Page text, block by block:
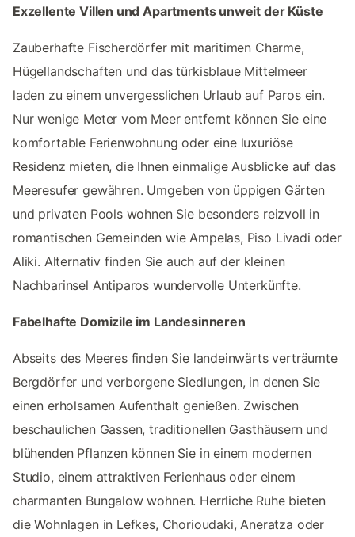
Exzellente Villen und Apartments unweit der Küste
Zauberhafte Fischerdörfer mit maritimen Charme,
Hügellandschaften und das türkisblaue Mittelmeer
laden zu einem unvergesslichen Urlaub auf Paros ein.
Nur wenige Meter vom Meer entfernt können Sie eine
komfortable Ferienwohnung oder eine luxuriöse
Residenz mieten, die Ihnen einmalige Ausblicke auf das
Meeresufer gewähren. Umgeben von üppigen Gärten
und privaten Pools wohnen Sie besonders reizvoll in
romantischen Gemeinden wie Ampelas, Piso Livadi oder
Aliki. Alternativ finden Sie auch auf der kleinen
Nachbarinsel Antiparos wundervolle Unterkünfte.
Fabelhafte Domizile im Landesinneren
Abseits des Meeres finden Sie landeinwärts verträumte
Bergdörfer und verborgene Siedlungen, in denen Sie
einen erholsamen Aufenthalt genießen. Zwischen
beschaulichen Gassen, traditionellen Gasthäusern und
blühenden Pflanzen können Sie in einem modernen
Studio, einem attraktiven Ferienhaus oder einem
charmanten Bungalow wohnen. Herrliche Ruhe bieten
die Wohnlagen in Lefkes, Chorioudaki, Aneratza oder